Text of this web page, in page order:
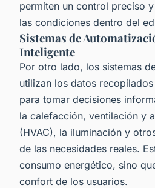
permiten un control preciso
las condiciones dentro del
Sistemas de
Inteligente
Por otro lado, los sistemas
utilizan los datos
para tomar decisiones
la calefacción, ventilación y
(HVAC), la iluminación y
de las necesidades reales.
consumo energético, sino
confort de los usuarios.